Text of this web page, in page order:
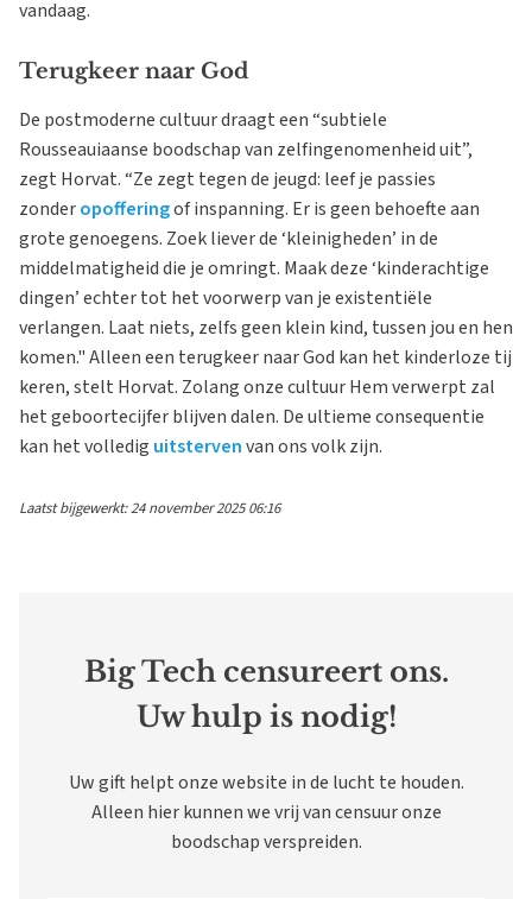
vandaag.
Terugkeer naar God
De postmoderne cultuur draagt een “subtiele
Rousseauiaanse boodschap van zelfingenomenheid uit”,
zegt Horvat. “Ze zegt tegen de jeugd: leef je passies
zonderopofferingof inspanning. Er is geen behoefte aan
grote genoegens. Zoek liever de ‘kleinigheden’ in de
middelmatigheid die je omringt. Maak deze ‘kinderachtige
dingen’ echter tot het voorwerp van je existentiële
verlangen. Laat niets, zelfs geen klein kind, tussen jou en hen
komen." Alleen een terugkeer naar God kan het kinderloze tij
keren, stelt Horvat. Zolang onze cultuur Hem verwerpt zal
het geboortecijfer blijven dalen. De ultieme consequentie
kan het volledig uitstervenvan ons volk zijn.
Laatst bijgewerkt: 24 november 2025 06:16
Big Tech censureert ons.
Uw hulp is nodig!
Uw gift helpt onze website in de lucht te houden.
Alleen hier kunnen we vrij van censuur onze
boodschap verspreiden.